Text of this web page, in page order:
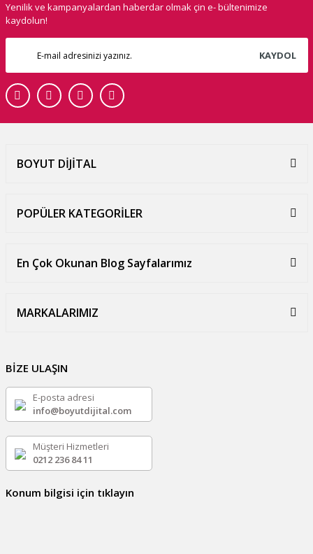
Yenilik ve kampanyalardan haberdar olmak çin e- bültenimize
kaydolun!
KAYDOL
BOYUT DİJİTAL
POPÜLER KATEGORİLER
En Çok Okunan Blog Sayfalarımız
MARKALARIMIZ
BİZE ULAŞIN
E-posta adresi
info@boyutdijital.com
Müşteri Hizmetleri
0212 236 84 11
Konum bilgisi için tıklayın